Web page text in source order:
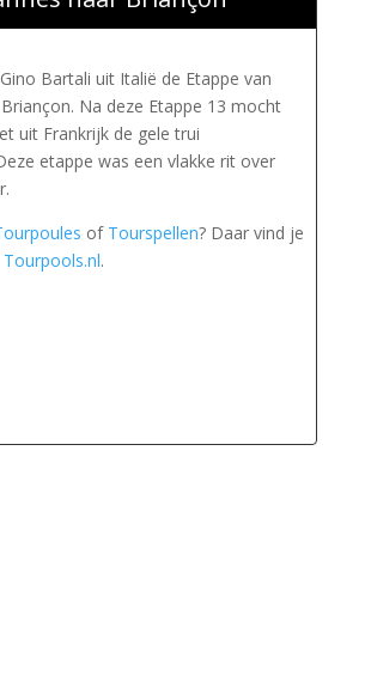
Bartali uit Italië de Etappe van
Na deze Etappe 13 mocht
uit Frankrijk de gele trui
etappe was een vlakke rit over
of Tourspellen? Daar vind je
Tourpools.nl.